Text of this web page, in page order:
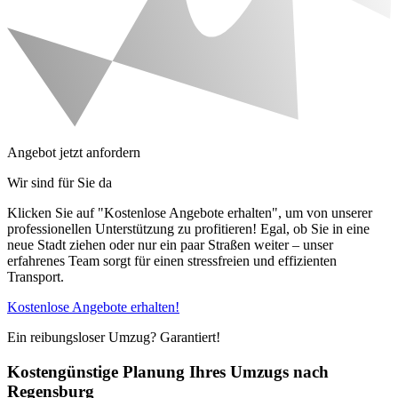
Angebot jetzt anfordern
Wir sind für Sie da
Klicken Sie auf "Kostenlose Angebote erhalten", um von unserer
professionellen Unterstützung zu profitieren! Egal, ob Sie in eine
neue Stadt ziehen oder nur ein paar Straßen weiter – unser
erfahrenes Team sorgt für einen stressfreien und effizienten
Transport.
Kostenlose Angebote erhalten!
Ein reibungsloser Umzug? Garantiert!
Kostengünstige Planung Ihres Umzugs nach
Regensburg